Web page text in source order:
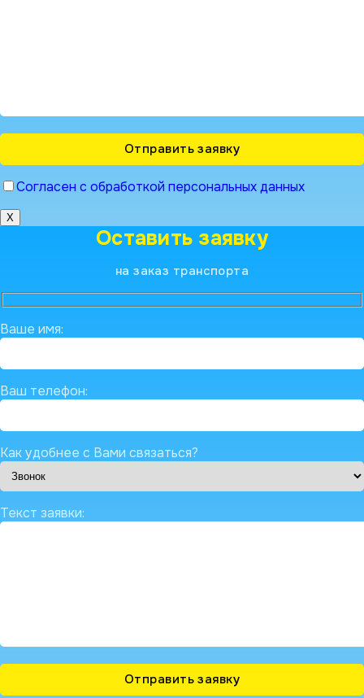
Согласен с обработкой персональных данных
X
Оставить заявку
на заказ транспорта
Ваше имя:
Ваш телефон:
Как удобнее с Вами связаться?
Текст заявки: